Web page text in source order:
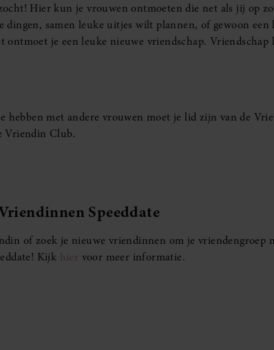
Hier kun je vrouwen ontmoeten die net als jij op
dingen, samen leuke uitjes wilt plannen, of gewoon
ontmoet je een leuke nieuwe vriendschap.
hebben met andere vrouwen moet je lid zijn van de
Vriendin Club.
Speeddate
of zoek je nieuwe vriendinnen om je vriendengroep
Kijk hier voor meer informatie.